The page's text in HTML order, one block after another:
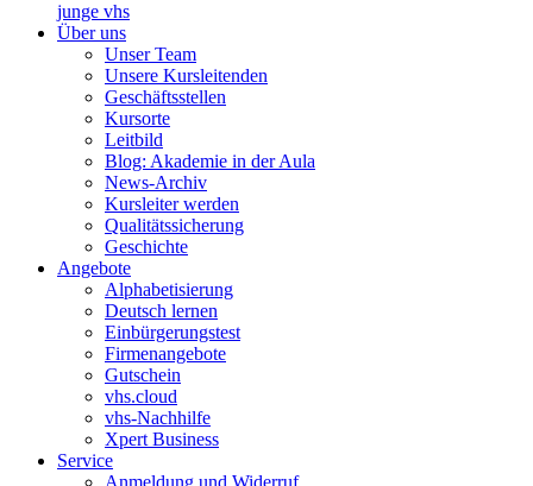
junge vhs
Über uns
Unser Team
Unsere Kursleitenden
Geschäftsstellen
Kursorte
Leitbild
Blog: Akademie in der Aula
News-Archiv
Kursleiter werden
Qualitätssicherung
Geschichte
Angebote
Alphabetisierung
Deutsch lernen
Einbürgerungstest
Firmenangebote
Gutschein
vhs.cloud
vhs-Nachhilfe
Xpert Business
Service
Anmeldung und Widerruf